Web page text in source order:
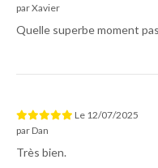
parXavier
Quelle superbe moment
Le 12/07/2025
par Dan
Très bien.